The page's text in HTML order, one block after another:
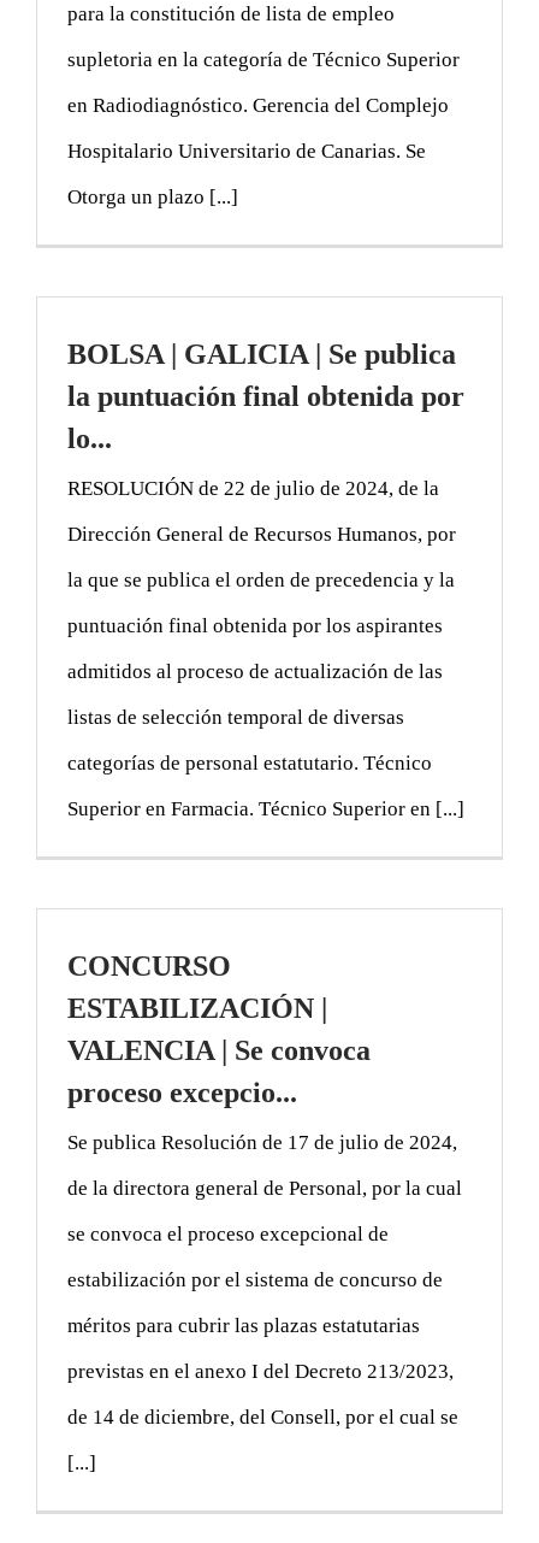
para la constitución de lista de empleo
supletoria en la categoría de Técnico Superior
en Radiodiagnóstico. Gerencia del Complejo
Hospitalario Universitario de Canarias. Se
Otorga un plazo [...]
BOLSA | GALICIA | Se publica
la puntuación final obtenida por
lo...
RESOLUCIÓN de 22 de julio de 2024, de la
Dirección General de Recursos Humanos, por
la que se publica el orden de precedencia y la
puntuación final obtenida por los aspirantes
admitidos al proceso de actualización de las
listas de selección temporal de diversas
categorías de personal estatutario. Técnico
Superior en Farmacia. Técnico Superior en [...]
CONCURSO
ESTABILIZACIÓN |
VALENCIA | Se convoca
proceso excepcio...
Se publica Resolución de 17 de julio de 2024,
de la directora general de Personal, por la cual
se convoca el proceso excepcional de
estabilización por el sistema de concurso de
méritos para cubrir las plazas estatutarias
previstas en el anexo I del Decreto 213/2023,
de 14 de diciembre, del Consell, por el cual se
[...]